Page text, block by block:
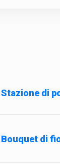
Stazione di
Bouquet di